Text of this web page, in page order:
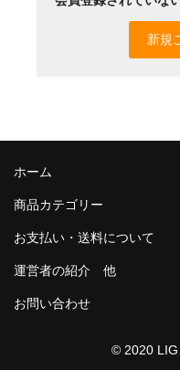
るみ子の酒・英・妙の
竹泉 田治米（兵庫県朝
新規
ホーム
商品カテゴリー
お支払い・送料について
運営者の紹介 他
お問い合わせ
© 2020